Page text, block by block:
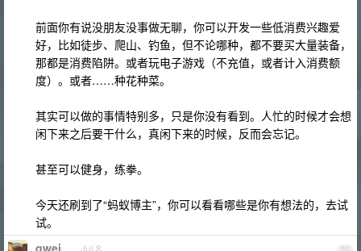
前面你有说没朋友没事做无聊，你可以开发一些低消费兴趣爱
好，比如徒步、爬山、钓鱼，但不论哪种，都不要买大量装备，
那都是消费陷阱。或者玩电子游戏（不充值，或者计入消费额
度）。或者……种花种菜。
其实可以做的事情特别多，只是你没有看到。人忙的时候才会想
闲下来之后要干什么，真闲下来的时候，反而会忘记。
甚至可以健身，练拳。
今天还刷到了“蚂蚁博主”，你可以看看哪些是你有想法的，去试
试。
qwei Jul 8